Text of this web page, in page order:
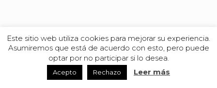
Este sitio web utiliza cookies para mejorar su experiencia.
Asumiremos que está de acuerdo con esto, pero puede
optar por no participar si lo desea.
Acepto Rechazo Leer más